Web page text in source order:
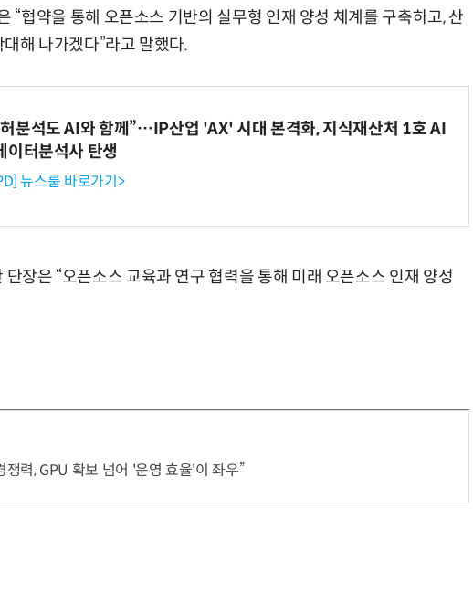
“협약을 통해 오픈소스 기반의 실무형 인재 양성 체계를 구축하고, 산
해 나가겠다”라고 말했다.
분석도 AI와 함께”…IP산업 'AX' 시대 본격화, 지식재산처 1호 AI
이터분석사 탄생
뉴스룸 바로가기>
장은 “오픈소스 교육과 연구 협력을 통해 미래 오픈소스 인재 양성
쟁력, GPU 확보 넘어 '운영 효율'이 좌우”